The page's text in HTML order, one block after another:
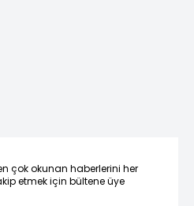
çok okunan haberlerini her
etmek için bültene üye